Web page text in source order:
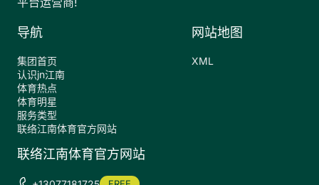
导航
集团首页
认识jn江南
体育热点
体育明星
服务类型
联络江南体育官方网站
网站地图
XML
联络江南体育官方网站